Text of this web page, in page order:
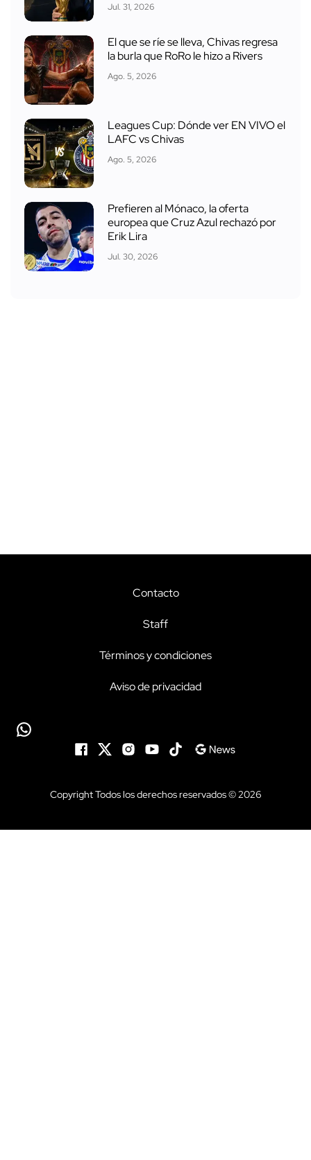
Jul. 31, 2026
El que se ríe se lleva, Chivas regresa
la burla que RoRo le hizo a Rivers
Ago. 5, 2026
Leagues Cup: Dónde ver EN VIVO el
LAFC vs Chivas
Ago. 5, 2026
Prefieren al Mónaco, la oferta
europea que Cruz Azul rechazó por
Erik Lira
Jul. 30, 2026
Contacto
Staff
Términos y condiciones
Aviso de privacidad
Copyright Todos los derechos reservados © 2026